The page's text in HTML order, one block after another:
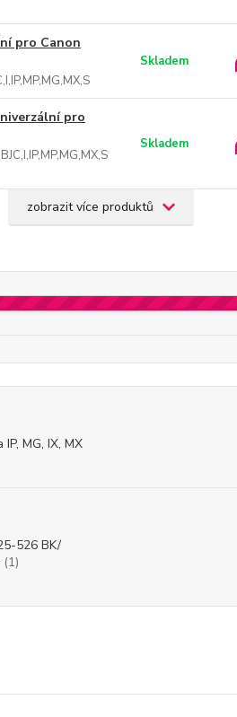
pro Canon
Skladem
pro
Skladem
zobrazit více produktů
IP, MG, IX, MX
526 BK/
(1)